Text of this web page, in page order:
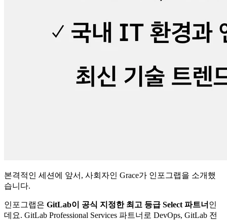
본격적인 세션에 앞서, 사회자인 Grace가 인포그랩을 소개했
습니다.
인포그랩은 GitLab이 공식 지정한 최고 등급 Select 파트너 인
데요. GitLab Professional Services 파트너로 DevOps, GitLab 전